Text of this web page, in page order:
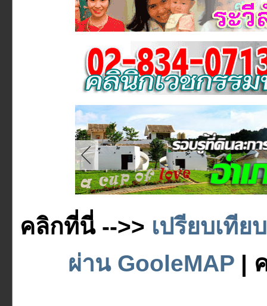
คลิกที่นี่ -->> เปรียบเทีย
ผ่าน GooleMAP |